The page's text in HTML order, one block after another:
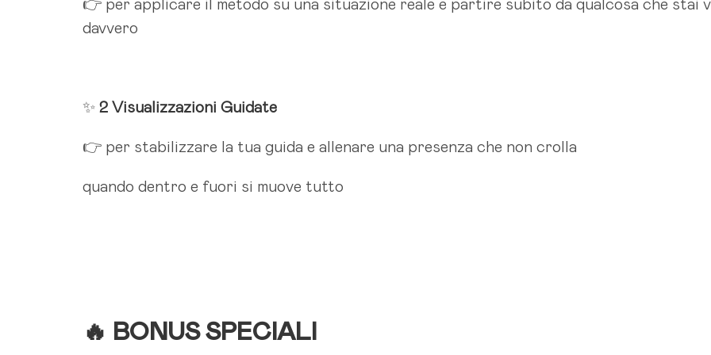
👉 per applicare il metodo su una situazione reale e partire subito da qualcosa che stai
davvero
✨ 2 Visualizzazioni Guidate
👉 per stabilizzare la tua guida e allenare una presenza che non crolla
quando dentro e fuori si muove tutto
🔥 BONUS SPECIALI